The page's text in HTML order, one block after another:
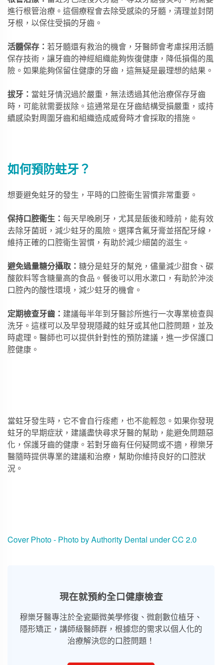
進行根管治療。這個療程會去除受感染的牙髓，清理並封閉
牙根，以保住受損的牙齒。
活髓保存： 若牙髓還有救治的機會，牙醫師會考慮採用活髓
保存技術，讓牙齒的神經組織能夠恢復健康，降低損傷的風
險。如果能夠保留住健康的牙齒，這無疑是最理想的結果。
拔牙： 當蛀牙情況過於嚴重，無法透過其他治療保存牙齒
時，可能就需要拔除。這通常是在牙齒結構受損嚴重，或持
續感染對周圍牙齒和組織造成威脅時才會採取的措施。
如何預防蛀牙？
想要避免蛀牙的發生，平時的口腔衛生習慣非常重要。
保持口腔衛生： 每天早晚刷牙，尤其是飯後和睡前，能有效
去除牙菌斑，減少蛀牙的風險。選擇含氟牙膏並搭配牙線，
維持正確的口腔衛生習慣，有助於減少細菌的滋生。
避免過量糖分攝取： 糖分是蛀牙的幫兇，儘量減少甜食、碳
酸飲料等含糖量高的食品。餐後可以用水漱口，有助於沖淡
口腔內的酸性環境，減少蛀牙的機會。
定期檢查牙齒： 建議每半年到牙醫診所進行一次專業檢查與
洗牙。這樣可以及早發現隱藏的蛀牙或其他口腔問題，並及
時處理。醫師也可以提供針對性的預防建議，進一步保護口
腔健康。
當蛀牙發生時，它不會自行痊癒，也不能輕忽。如果你發現
蛀牙的早期症狀，建議盡快尋求牙醫的幫助，能避免問題惡
化，保護牙齒的健康。若對牙齒有任何疑問或不適，穆樂牙
醫隨時提供專業的建議和治療，幫助你維持良好的口腔狀
況。
Cover Photo - Photo byAuthority Dental underCC 2.0
現在就預約全口健康檢查
穆樂牙醫專注於全瓷顯微美學修復、微創數位植牙、
隱形矯正，講師級醫師群，根據您的需求以個人化的
治療解決您的口腔問題！